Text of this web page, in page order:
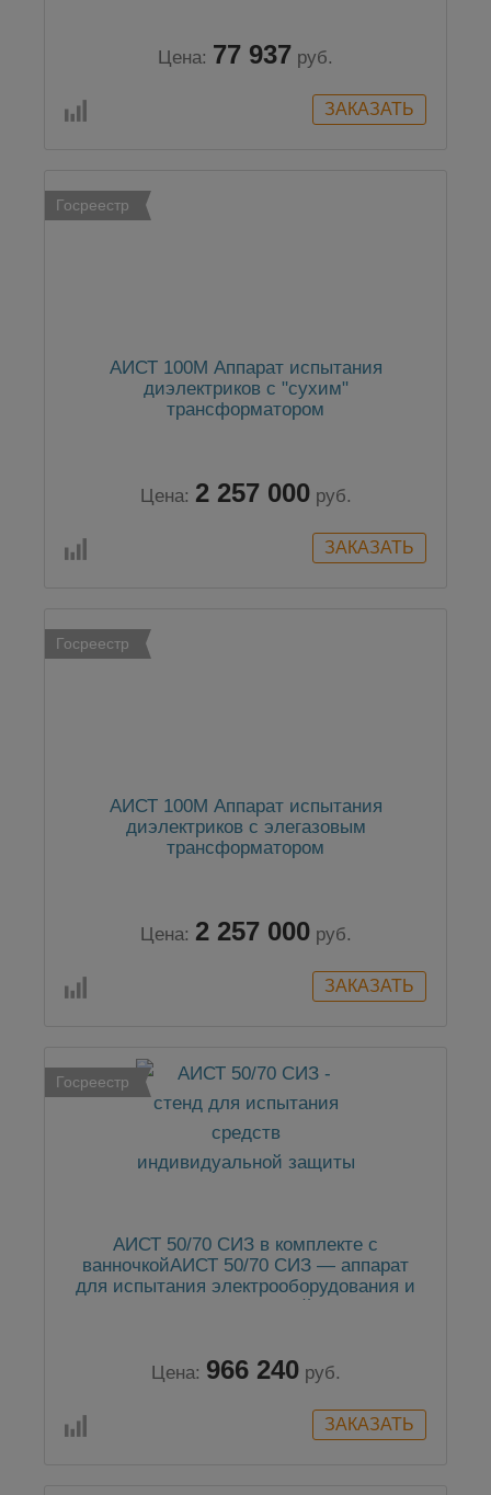
Цена: 77 937 руб.
Госреестр
АИСТ 100М Аппарат испытания
диэлектриков с "сухим"
трансформатором
Цена: 2 257 000 руб.
Госреестр
АИСТ 100М Аппарат испытания
диэлектриков с элегазовым
трансформатором
Цена: 2 257 000 руб.
Госреестр
АИСТ 50/70 СИЗ в комплекте с
ванночкойАИСТ 50/70 СИЗ — аппарат
для испытания электрооборудования и
средств индивидуальной защиты в
Цена: 966 240 руб.